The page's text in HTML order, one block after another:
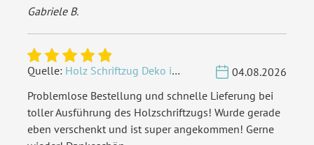
Gabriele B.
Quelle: Holz Schriftzug Deko individuell - Wunschname
04.08.2026
Problemlose Bestellung und schnelle Lieferung bei
toller Ausführung des Holzschriftzugs! Wurde gerade
eben verschenkt und ist super angekommen! Gerne